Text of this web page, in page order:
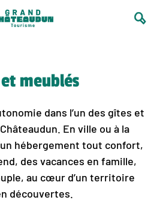
meublés
dans l’un des gîtes et
En ville ou à la
hébergement tout confort,
des vacances en famille,
au cœur d’un territoire
découvertes.